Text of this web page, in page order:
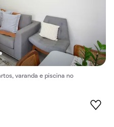
varanda e piscina no